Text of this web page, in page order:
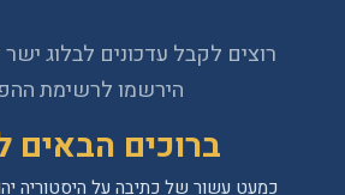
רוצים לקבל עדכונים לבלוג
הירשמו לרשימת
ברוכים הבאים
כמעט עשור של כתיבה על היסטוריה